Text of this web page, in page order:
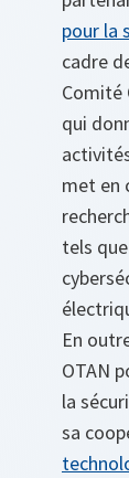
pour la
cadre
Comité
qui
met en
tels
En
OTAN
la
sa